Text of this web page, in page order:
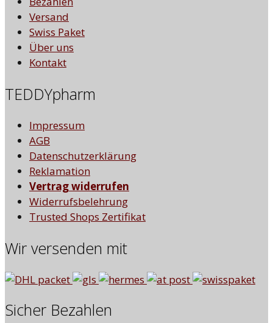
Versand
Swiss Paket
Über uns
Kontakt
TEDDYpharm
Impressum
AGB
Datenschutzerklärung
Reklamation
Vertrag widerrufen
Widerrufsbelehrung
Trusted Shops Zertifikat
Wir versenden mit
Sicher Bezahlen